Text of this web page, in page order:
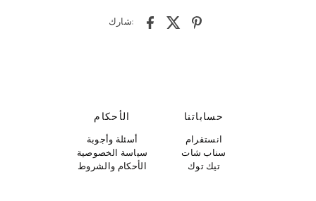
شارك:
الأحكام
أسئلة وأجوبة
سياسة الخصوصية
الأحكام والشروط
حساباتنا
انستقرام
سناب شات
تيك توك